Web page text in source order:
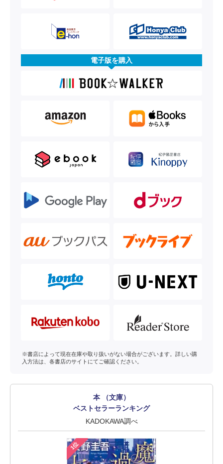
電子版を購入
※書店によって現在在庫や取り扱いがない場合がございます。詳しい購
入方法は、各書店のサイトにてご確認ください。
本 （文庫）
ベストセラーランキング
KADOKAWA調べ
1位